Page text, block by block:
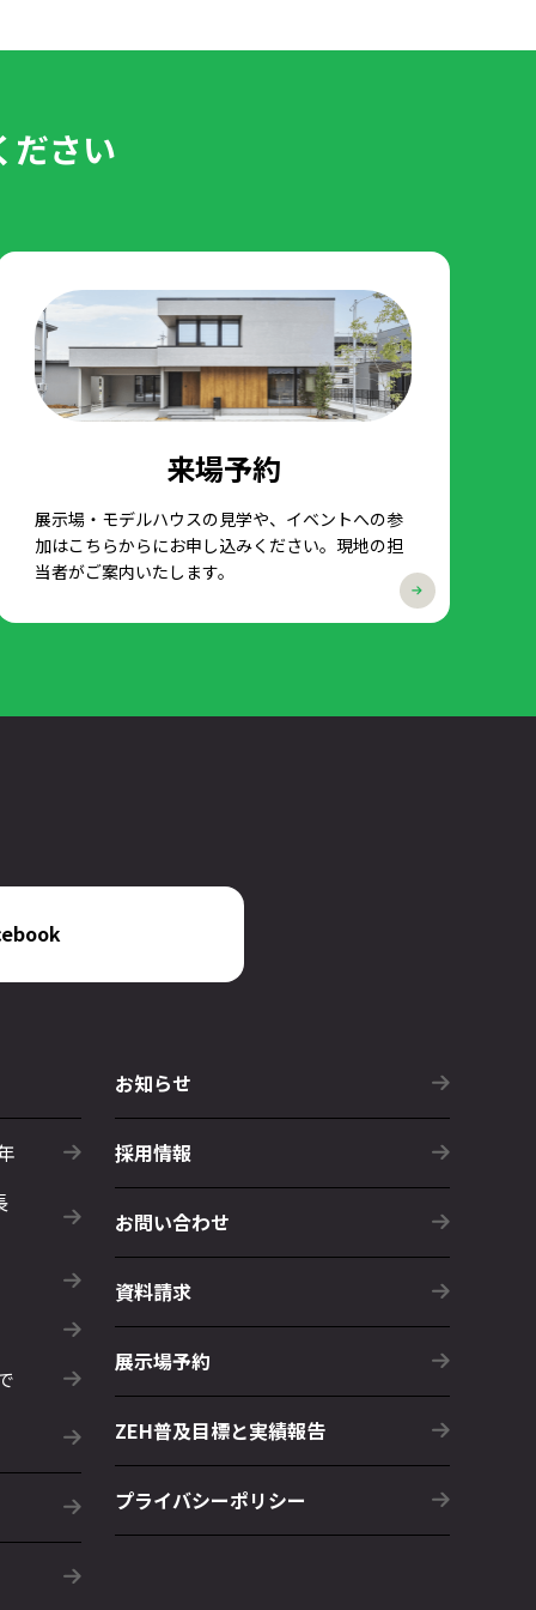
ださい
来場予約
展示場・モデルハウスの見学や、イベントへの参
加はこちらからにお申し込みください。現地の担
当者がご案内いたします。
お知らせ
採用情報
お問い合わせ
資料請求
展示場予約
ZEH普及目標と実績報告
プライバシーポリシー